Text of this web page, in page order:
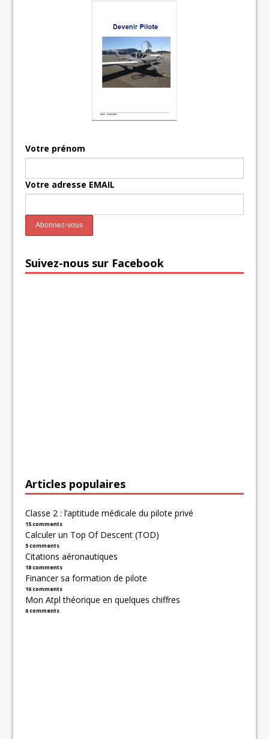
Votre prénom
Votre adresse EMAIL
Suivez-nous sur Facebook
Articles populaires
Classe 2 : l’aptitude médicale du pilote privé
15 comments
Calculer un Top Of Descent (TOD)
5 comments
Citations aéronautiques
18 comments
Financer sa formation de pilote
16 comments
Mon Atpl théorique en quelques chiffres
6 comments